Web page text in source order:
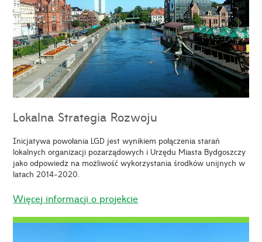
Lokalna Strategia Rozwoju
Inicjatywa powołania LGD jest wynikiem połączenia starań
lokalnych organizacji pozarządowych i Urzędu Miasta Bydgoszczy
jako odpowiedz na możliwość wykorzystania środków unijnych w
latach 2014-2020.
Więcej informacji o projekcie